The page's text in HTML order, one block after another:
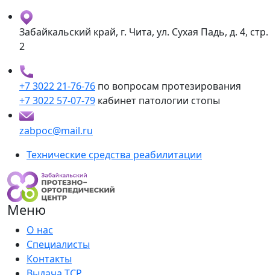
Забайкальский край, г. Чита, ул. Сухая Падь, д. 4, стр.
2
+7 3022 21-76-76 по вопросам протезирования
+7 3022 57-07-79 кабинет патологии стопы
zabpoc@mail.ru
Технические средства реабилитации
Меню
О нас
Специалисты
Контакты